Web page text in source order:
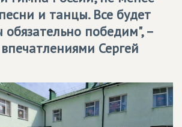
и танцы. Все будет
победим", –
Сергей